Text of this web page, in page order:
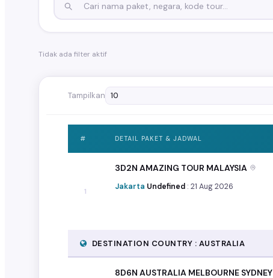
Tidak ada filter aktif
Tampilkan
# DETAIL PAKET & JADWAL
1
3D2N AMAZING TOUR MALAYSIA
Jakarta Undefined : 21 Aug 2026
DESTINATION COUNTRY : AUSTRALIA
8D6N AUSTRALIA MELBOURNE SYDNEY